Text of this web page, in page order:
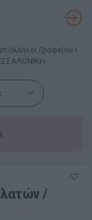
Γραφείου
/